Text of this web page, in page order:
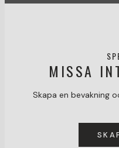
MISSA
Skapa en bevakning